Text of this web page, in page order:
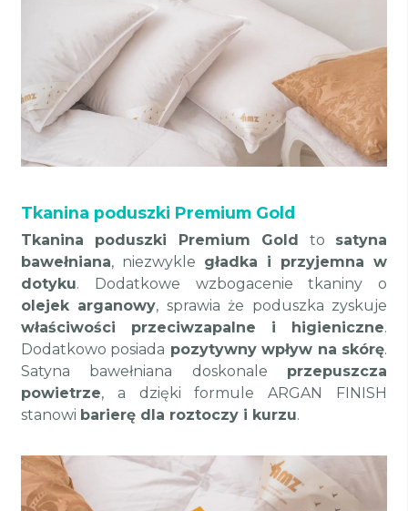
Tkanina poduszki Premium Gold
Tkanina poduszki Premium Gold to satyna
bawełniana, niezwykle gładka i przyjemna w
dotyku. Dodatkowe wzbogacenie tkaniny o
olejek arganowy, sprawia że poduszka zyskuje
właściwości przeciwzapalne i higieniczne.
Dodatkowo posiada pozytywny wpływ na skórę.
Satyna bawełniana doskonale przepuszcza
powietrze, a dzięki formule ARGAN FINISH
stanowi barierę dla roztoczy i kurzu.